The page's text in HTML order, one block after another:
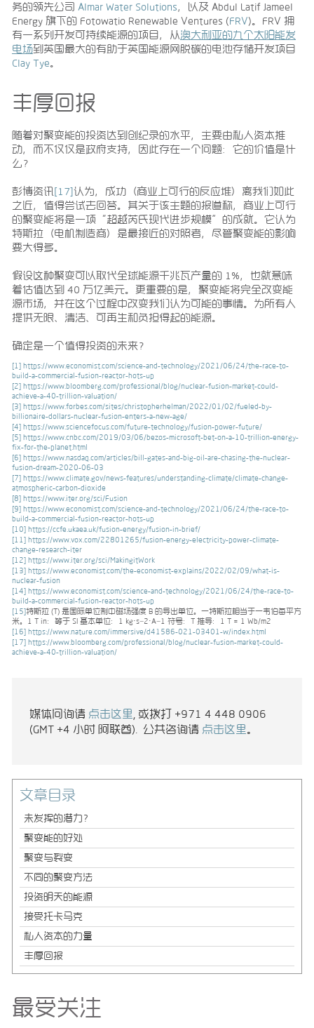
务的领先公司 Almar Water Solutions ，以及 Abdul Latif Jameel
Energy 旗下的 Fotowatio Renewable Ventures (FRV)。FRV 拥
有一系列开发可持续能源的项目，从 澳大利亚的九个太阳能发
电场到英国最大的有助于英国能源网脱碳的电池存储开发项目
Clay Tye
丰厚回报
随着对聚变能的投资达到创纪录的水平，主要由私人资本推
动，而不仅仅是政府支持，因此存在一个问题：它的价值是什
么？
彭博资讯 [17]认为，成功（商业上可行的反应堆）离我们如此
之近，值得尝试去回答。其关于该主题的报道称，商业上可行
的聚变能将是一项“超越芮氏现代进步规模”的成就。它认为
特斯拉（电机制造商）是最接近的对照者，尽管聚变能的影响
要大得多。
假设这种聚变可以取代全球能源千兆瓦产量的 1%，也就意味
着估值达到 40 万亿美元。更重要的是，聚变能将完全改变能
源市场，并在这个过程中改变我们认为可能的事情。为所有人
提供无限、清洁、可再生和负担得起的能源。
确定是一个值得投资的未来？
[1] https://www.economist.com/science-and-technology/2021/06/24/the-race-to-
build-a-commercial-fusion-reactor-hots-up
[2] https://www.bloomberg.com/professional/blog/nuclear-fusion-market-could-
achieve-a-40-trillion-valuation/
[3] https://www.forbes.com/sites/christopherhelman/2022/01/02/fueled-by-
billionaire-dollars-nuclear-fusion-enters-a-new-age/
[4] https://www.sciencefocus.com/future-technology/fusion-power-future/
[5] https://www.cnbc.com/2019/03/06/bezos-microsoft-bet-on-a-10-trillion-energy-
fix-for-the-planet.html
[6] https://www.nasdaq.com/articles/bill-gates-and-big-oil-are-chasing-the-nuclear-
fusion-dream-2020-06-03
[7] https://www.climate.gov/news-features/understanding-climate/climate-change-
atmospheric-carbon-dioxide
[8] https://www.iter.org/sci/Fusion
[9] https://www.economist.com/science-and-technology/2021/06/24/the-race-to-
build-a-commercial-fusion-reactor-hots-up
[10] https://ccfe.ukaea.uk/fusion-energy/fusion-in-brief/
[11] https://www.vox.com/22801265/fusion-energy-electricity-power-climate-
change-research-iter
[12] https://www.iter.org/sci/MakingitWork
[13] https://www.economist.com/the-economist-explains/2022/02/09/what-is-
nuclear-fusion
[14] https://www.economist.com/science-and-technology/2021/06/24/the-race-to-
build-a-commercial-fusion-reactor-hots-up
[15]特斯拉 (T) 是国际单位制中磁场强度 B 的导出单位。一特斯拉相当于一韦伯每平方
米。1 T in：等于 SI 基本单位：1 kg⋅s−2⋅A−1 符号：T 推导：1 T = 1 Wb/m2
[16] https://www.nature.com/immersive/d41586-021-03401-w/index.html
[17] https://www.bloomberg.com/professional/blog/nuclear-fusion-market-could-
achieve-a-40-trillion-valuation/
媒体问询请 点击这里
, 或拨打 +971 4 448 0906
(GMT +4 小时 阿联酋). 公共咨询请 点击这里
文章目录
未发挥的潜力？
聚变能的好处
聚变与裂变
不同的聚变方法
投资明天的能源
接受托卡马克
私人资本的力量
丰厚回报
最受关注